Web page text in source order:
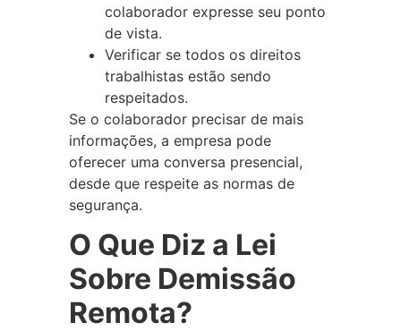
colaborador expresse seu ponto
de vista.
Verificar se todos os direitos
trabalhistas estão sendo
respeitados.
Se o colaborador precisar de mais
informações, a empresa pode
oferecer uma conversa presencial,
desde que respeite as normas de
segurança.
O Que Diz a Lei
Sobre Demissão
Remota?